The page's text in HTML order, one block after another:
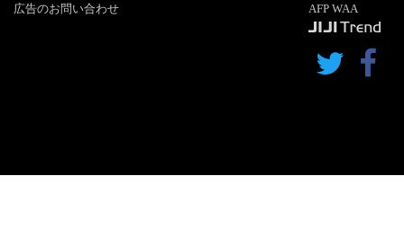
広告のお問い合わせ
AFP WAA